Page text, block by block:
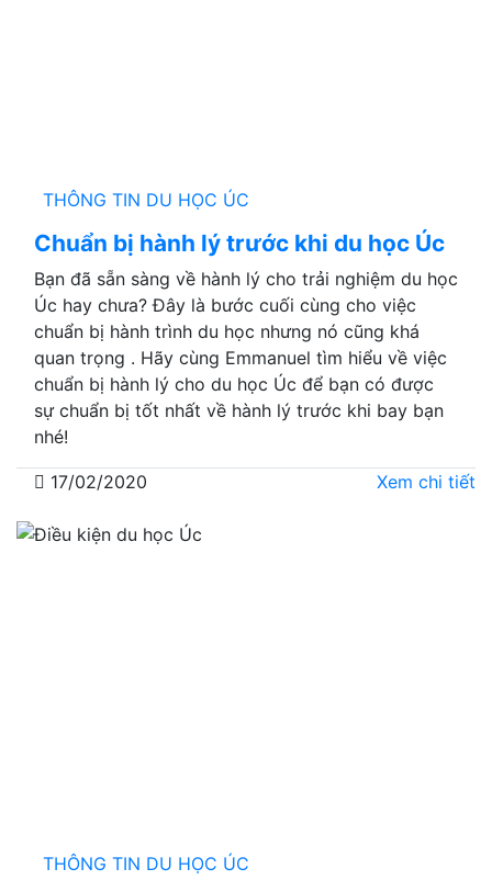
THÔNG TIN DU HỌC ÚC
Chuẩn bị hành lý trước khi du học Úc
Bạn đã sẵn sàng về hành lý cho trải nghiệm du học
Úc hay chưa? Đây là bước cuối cùng cho việc
chuẩn bị hành trình du học nhưng nó cũng khá
quan trọng . Hãy cùng Emmanuel tìm hiểu về việc
chuẩn bị hành lý cho du học Úc để bạn có được
sự chuẩn bị tốt nhất về hành lý trước khi bay bạn
nhé!
17/02/2020 Xem chi tiết
THÔNG TIN DU HỌC ÚC